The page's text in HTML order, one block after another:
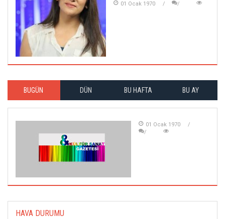
01 Ocak 1970
BUGÜN DÜN BU HAFTA BU AY
01 Ocak 1970
HAVA DURUMU